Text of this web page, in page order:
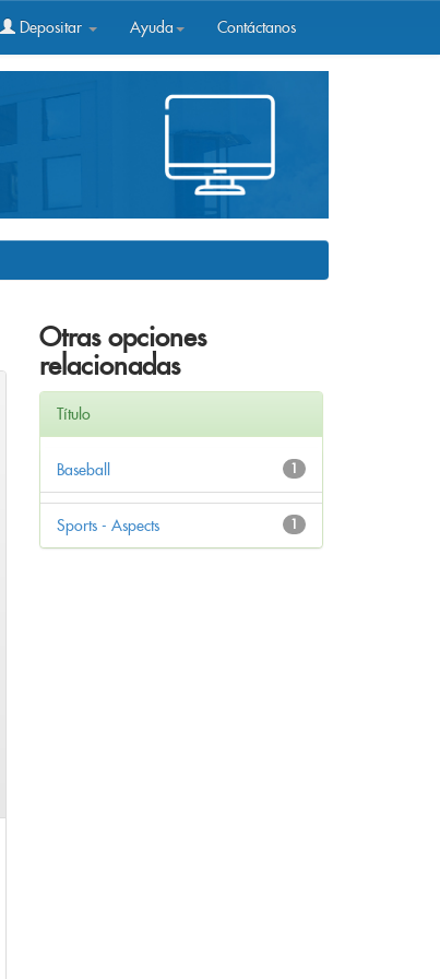
Depositar Ayuda Contáctanos
Otras opciones
relacionadas
Título
1
Baseball
1
Sports - Aspects